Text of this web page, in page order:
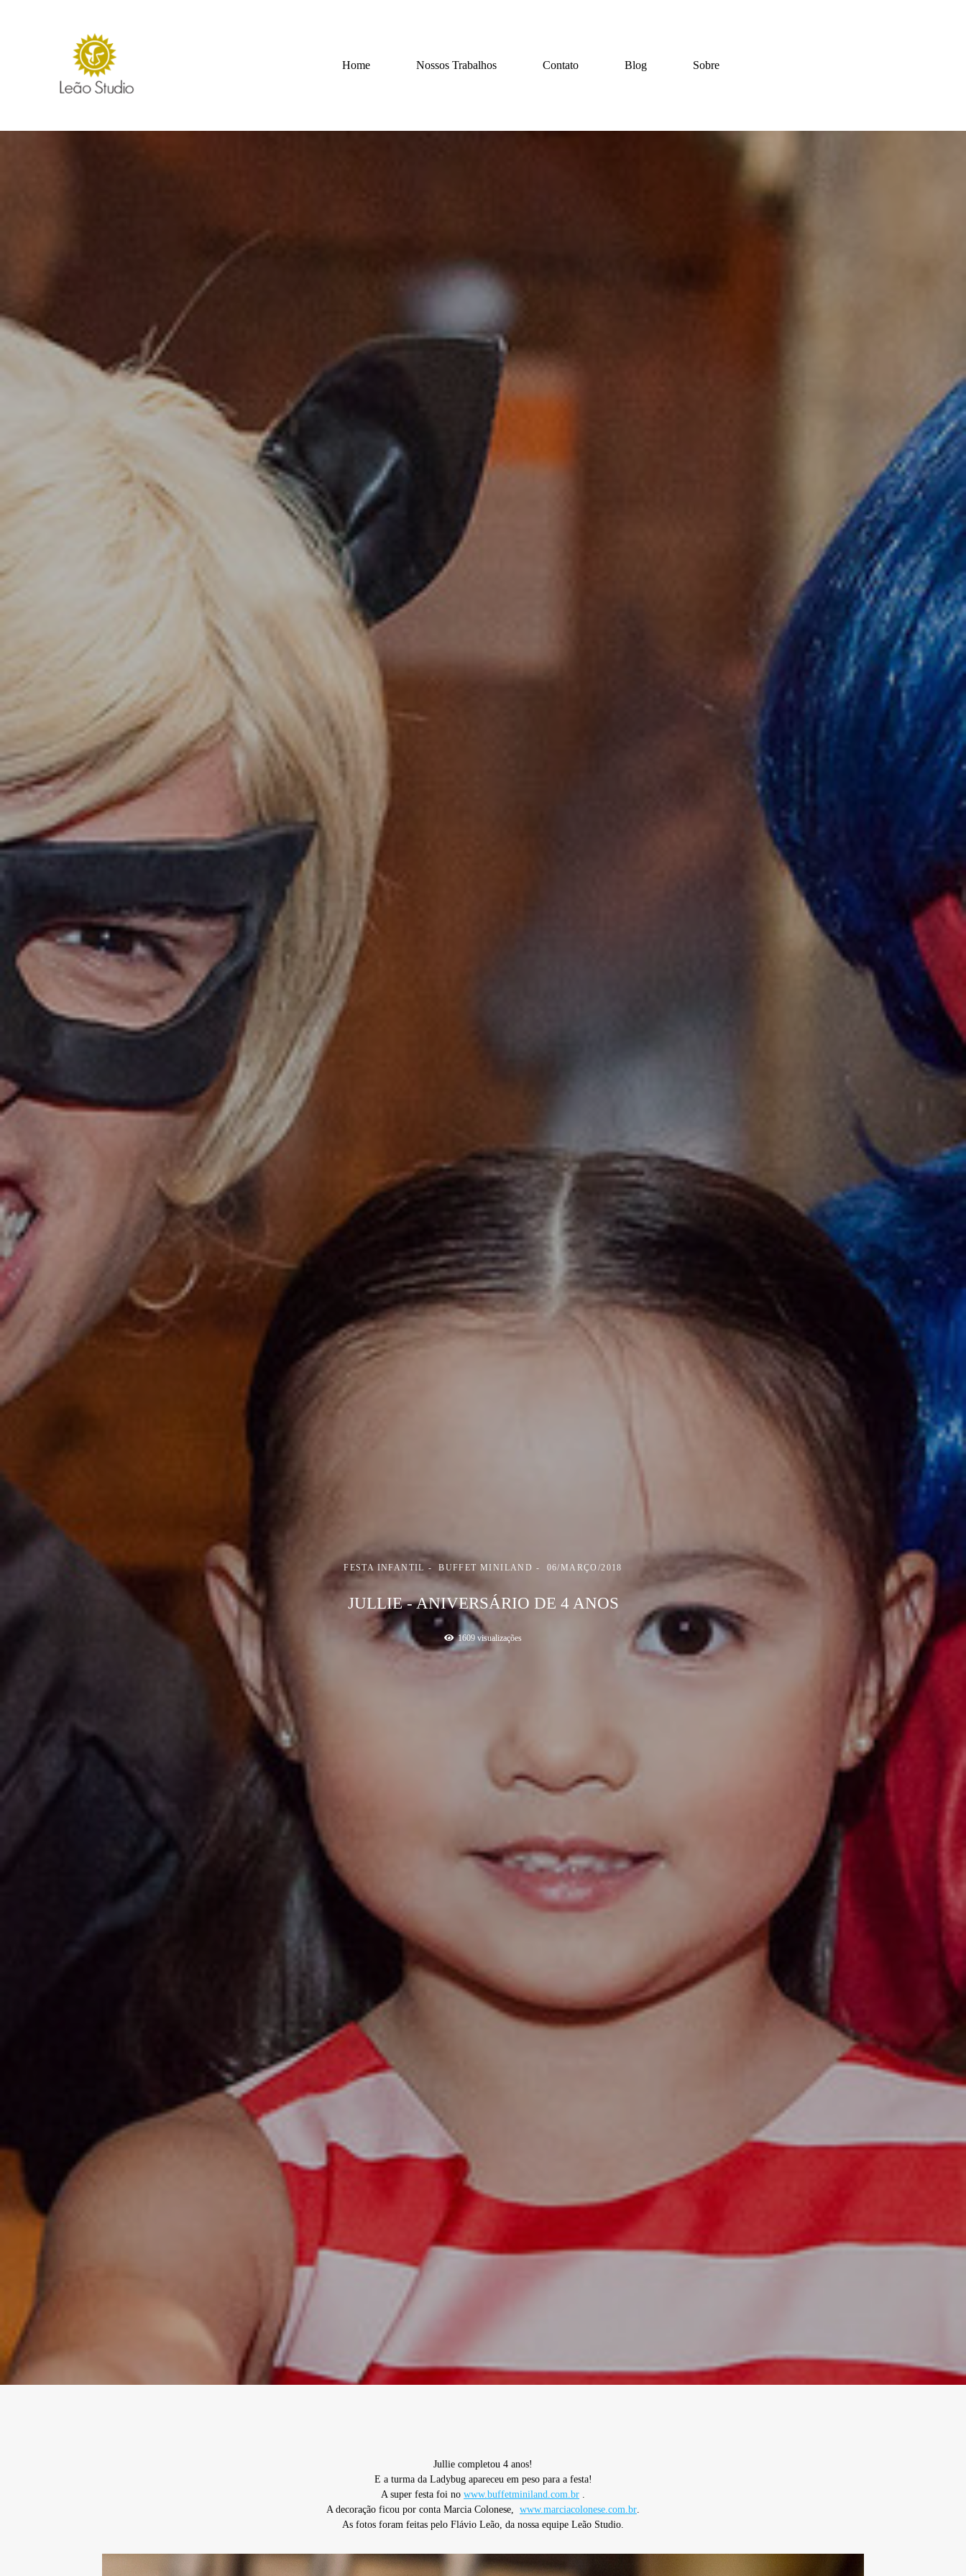
Home Nossos Trabalhos Contato Blog Sobre
FESTA INFANTIL BUFFET MINILAND 06/MARÇO/2018
JULLIE - ANIVERSÁRIO DE 4 ANOS
1609 visualizações
Jullie completou 4 anos!
E a turma da Ladybug apareceu em peso para a festa!
A super festa foi no www.buffetminiland.com.br
A decoração ficou por conta Marcia Colonese, www.marciacolonese.com.br
As fotos foram feitas pelo Flávio Leão, da nossa equipe Leão Studio.